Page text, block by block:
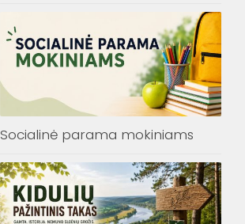
Socialinė parama mokiniams